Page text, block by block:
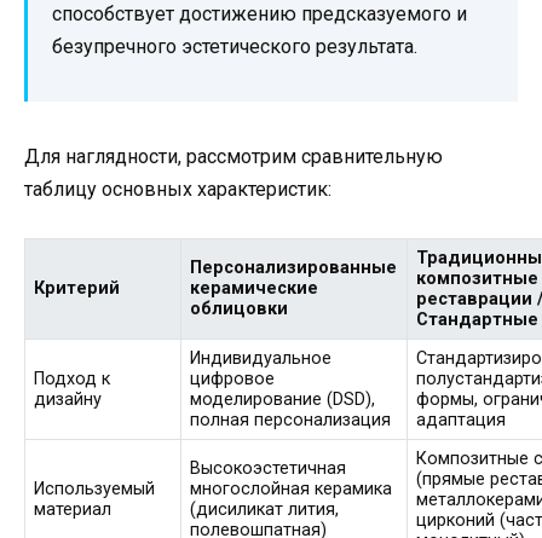
способствует достижению предсказуемого и
безупречного эстетического результата.
Для наглядности, рассмотрим сравнительную
таблицу основных характеристик:
Критерий
Персонализированные
керамические
облицовки
композитные
реставрации
Стандартные
Подход к
дизайну
Индивидуальное
цифровое
моделирование (DSD),
полная персонализация
формы,
адаптация
Используемый
материал
Высокоэстетичная
многослойная керамика
(дисиликат лития,
полевошпатная)
Композитные
(прямые
цирконий